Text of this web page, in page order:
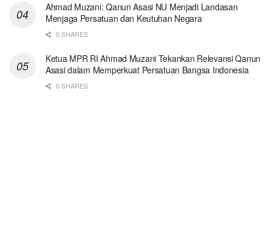
Ahmad Muzani: Qanun Asasi NU Menjadi Landasan
Menjaga Persatuan dan Keutuhan Negara
0 SHARES
Ketua MPR RI Ahmad Muzani Tekankan Relevansi Qanun
Asasi dalam Memperkuat Persatuan Bangsa Indonesia
0 SHARES